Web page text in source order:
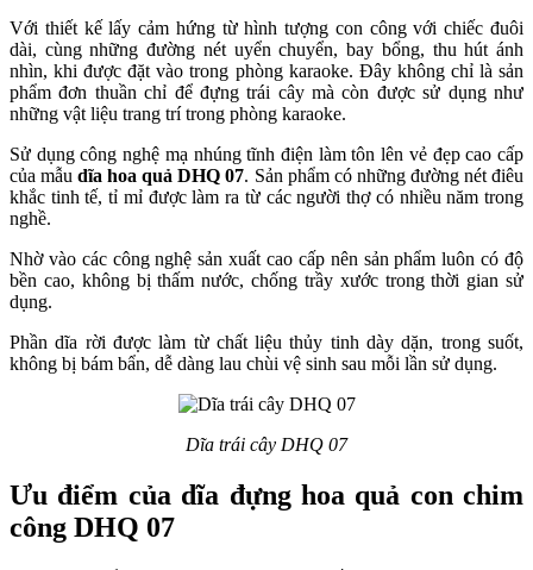
Với thiết kế lấy cảm hứng từ hình tượng con công với chiếc đuôi
dài, cùng những đường nét uyển chuyển, bay bổng, thu hút ánh
nhìn, khi được đặt vào trong phòng karaoke. Đây không chỉ là sản
phẩm đơn thuần chỉ để đựng trái cây mà còn được sử dụng như
những vật liệu trang trí trong phòng karaoke.
Sử dụng công nghệ mạ nhúng tĩnh điện làm tôn lên vẻ đẹp cao cấp
của mẫudĩa hoa quả DHQ 07. Sản phẩm có những đường nét điêu
khắc tinh tế, tỉ mỉ được làm ra từ các người thợ có nhiều năm trong
nghề.
Nhờ vào các công nghệ sản xuất cao cấp nên sản phẩm luôn có độ
bền cao, không bị thấm nước, chống trầy xước trong thời gian sử
dụng.
Phần dĩa rời được làm từ chất liệu thủy tinh dày dặn, trong suốt,
không bị bám bẩn, dễ dàng lau chùi vệ sinh sau mỗi lần sử dụng.
Dĩa trái cây DHQ 07
Ưu điểm của dĩa đựng hoa quả con chim
công DHQ 07